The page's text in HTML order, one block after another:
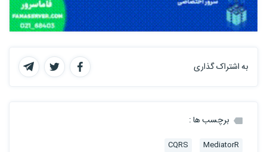
به اشتراک گذاری
برچسب ها :
MediatorR
CQRS